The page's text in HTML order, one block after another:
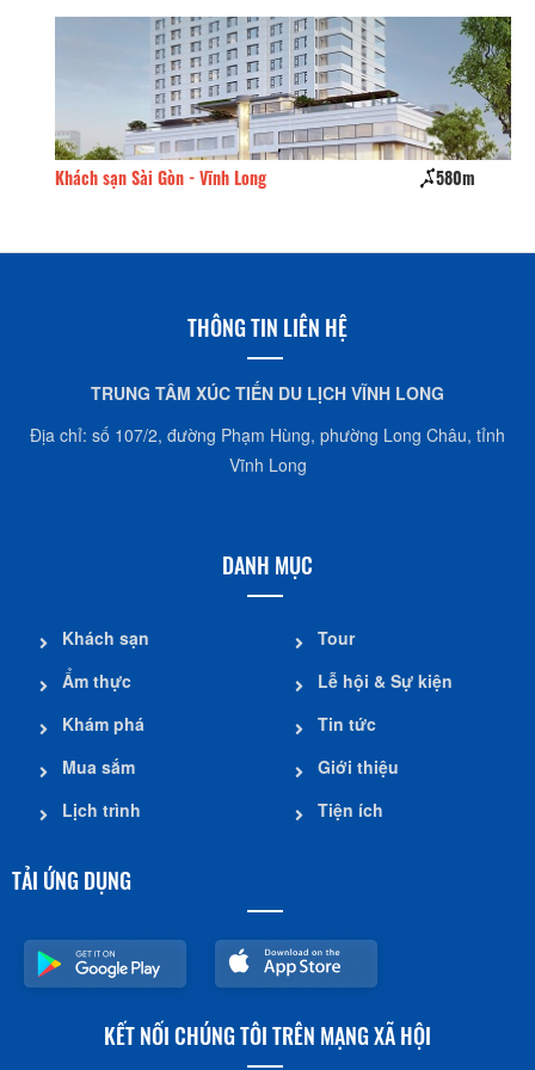
Hoàng Khách sạn Ngọc
THÔNG TIN LIÊN HỆ
TRUNG TÂM XÚC TIẾN DU LỊCH VĨNH LONG
Địa chỉ: số 107/2, đường Phạm Hùng, phường Long Châu, tỉnh
Vĩnh Long
DANH MỤC
Khách sạn
Ẩm thực
Khám phá
Mua sắm
Lịch trình
Tour
Lễ hội & Sự kiện
Tin tức
Giới thiệu
Tiện ích
TẢI ỨNG DỤNG
KẾT NỐI CHÚNG TÔI TRÊN MẠNG XÃ HỘI